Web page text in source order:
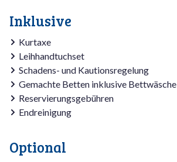
Inklusive
Kurtaxe
Leihhandtuchset
Schadens- und Kautionsregelung
Gemachte Betten inklusive Bettwäsche
Reservierungsgebühren
Endreinigung
Optional